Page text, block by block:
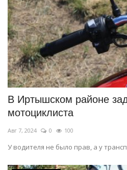
В Иртышском районе
мотоциклиста
Авг 7, 2024 0 100
У водителя не было прав, а у